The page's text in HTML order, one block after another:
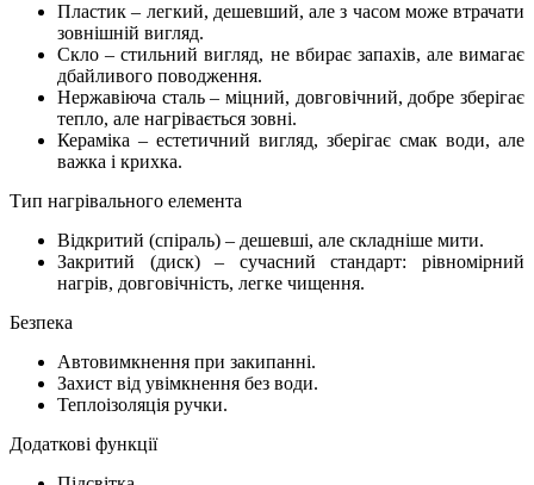
Пластик – легкий, дешевший, але з часом може втрачати
зовнішній вигляд.
Скло – стильний вигляд, не вбирає запахів, але вимагає
дбайливого поводження.
Нержавіюча сталь – міцний, довговічний, добре зберігає
тепло, але нагрівається зовні.
Кераміка – естетичний вигляд, зберігає смак води, але
важка і крихка.
Тип нагрівального елемента
Відкритий (спіраль) – дешевші, але складніше мити.
Закритий (диск) – сучасний стандарт: рівномірний
нагрів, довговічність, легке чищення.
Безпека
Автовимкнення при закипанні.
Захист від увімкнення без води.
Теплоізоляція ручки.
Додаткові функції